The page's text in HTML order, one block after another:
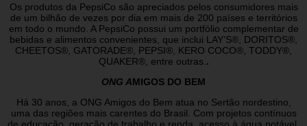
Os produtos da PepsiCo são apreciados pelos consumidores mais
de um bilhão de vezes por dia em mais de 200 países e territórios
em todo o mundo. A PepsiCo possui um portfólio complementar de
bebidas e alimentos convenientes, que inclui LAY’S®, DORITOS®,
CHEETOS®, GATORADE®, PEPSI®, KERO COCO®, TODDY®,
QUAKER®, entre outras. .
ONG AMIGOS DO BEM
Há 30 anos, a ONG Amigos do Bem atua no Sertão nordestino,
uma das regiões mais carentes do Brasil. Com projetos contínuos
de educação, geração de trabalho e renda, acesso à água potável,